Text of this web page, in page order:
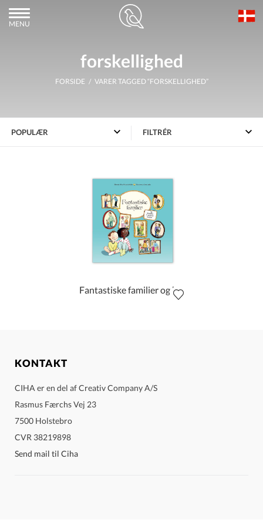
MENU
forskellighed
FORSIDE / VARER TAGGED “FORSKELLIGHED”
FILTRÉR
Fantastiske familier og hvordan man laver babyer
KONTAKT
CIHA er en del af Creativ Company A/S
Rasmus Færchs Vej 23
7500 Holstebro
CVR 38219898
Send mail til Ciha